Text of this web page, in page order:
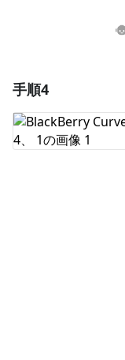
コメントを追加
手順4